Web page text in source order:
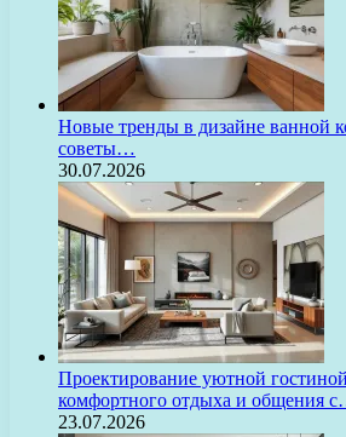
Новые тренды в дизайне ванной
советы…
30.07.2026
Проектирование уютной
комфортного отдыха и общения
23.07.2026